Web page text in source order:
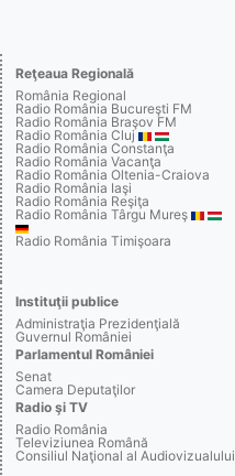
Reţeaua Regională
România Regional
Radio România Bucureşti FM
Radio România Braşov FM
Radio România Cluj
Radio România Constanţa
Radio România Vacanţa
Radio România Oltenia-Craiova
Radio România Iaşi
Radio România Reşiţa
Radio România Târgu Mureş
Radio România Timişoara
Instituţii publice
Administraţia Prezidenţială
Guvernul României
Parlamentul României
Senat
Camera Deputaţilor
Radio şi TV
Radio România
Televiziunea Română
Consiliul Naţional al Audiovizualului